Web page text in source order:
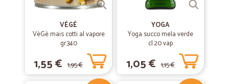
VÉGÉ
VèGè mais cotti al vapore
gr.340
1,55 € 1,95 €
YOGA
Yoga succo mela verde
cl.20 vap
1,05 € 1,15 €